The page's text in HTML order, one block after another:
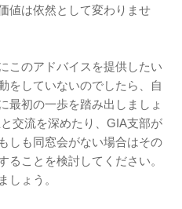
値は依然として変わりませ
このアドバイスを提供したい
をしていないのでしたら、自
最初の一歩を踏み出しましょ
交流を深めたり、GIA支部が
しも同窓会がない場合はその
ることを検討してください。
しょう。